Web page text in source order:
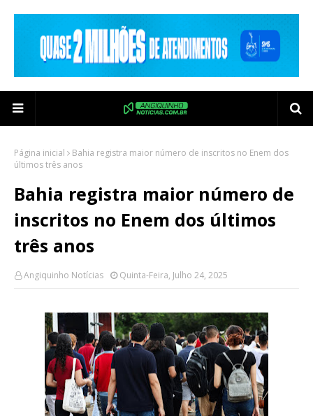
Página inicial
Bahia registra maior número de inscritos no Enem dos
últimos três anos
Bahia registra maior número de
inscritos no Enem dos últimos
três anos
Angiquinho Notícias Quinta-Feira, Julho 24, 2025